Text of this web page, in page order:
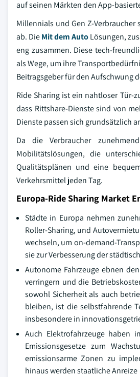
auf seinen Märkten den App-
Millennials und Gen Z-
ab. DieMit dem AutoLösungen,
eng zusammen. Diese tech-
als Wege, um ihre
Beitragsgeber für den Aufschwung
Ride Sharing ist ein nahtloser Tür-
dass Rittshare-Dienste sind von
Dienste passen sich grundsätzlich
Da die Verbraucher
Mobilitätslösungen, die
Qualitätsplänen und eine
Verkehrsmittel jeden Tag.
Europa-Ride Sharing Market
Städte in Europa nehmen
Roller-Sharing, und
wechseln, um on-demand-
sie zur Verbesserung der
Autonome Fahrzeuge ebnen
verringern und die
sowohl Sicherheit als auch
bleiben, ist die selbstfahrende
insbesondere in
Auch Elektrofahrzeuge haben
Emissionsgesetze zum
emissionsarme Zonen zu
hinaus werden staatliche